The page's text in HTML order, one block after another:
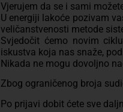
Vjerujem da se i sami
U energiji lakoće pozivam
veličanstvenosti metode
Svjedočit ćemo novim
iskustva koja nas snaže,
Nikada ne mogu dovoljno
Zbog ograničenog broja
Po prijavi dobit ćete sve